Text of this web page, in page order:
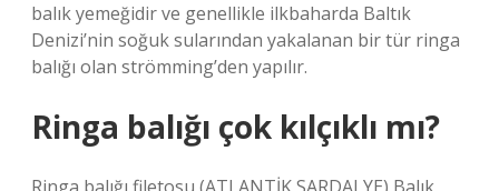
balık yemeğidir ve genellikle ilkbaharda Baltık
Denizi’nin soğuk sularından yakalanan bir tür ringa
balığı olan strömming’den yapılır.
Ringa balığı çok kılçıklı mı?